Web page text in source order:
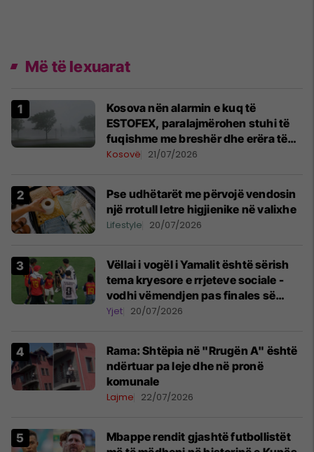
Më të lexuarat
Kosova nën alarmin e kuq të
ESTOFEX, paralajmërohen stuhi të
fuqishme me breshër dhe erëra të
forta
Kosovë 21/07/2026
Pse udhëtarët me përvojë vendosin
një rrotull letre higjienike në valixhe
Lifestyle 20/07/2026
Vëllai i vogël i Yamalit është sërish
tema kryesore e rrjeteve sociale -
vodhi vëmendjen pas finales së
Kupës së Botës
Yjet 20/07/2026
Rama: Shtëpia në "Rrugën A" është
ndërtuar pa leje dhe në pronë
komunale
Lajme 22/07/2026
Mbappe rendit gjashtë futbollistët